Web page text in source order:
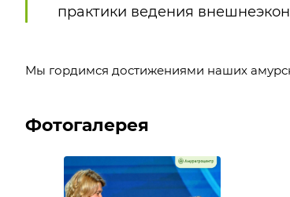
практики ведения
Мы гордимся достижениями наших
Фотогалерея